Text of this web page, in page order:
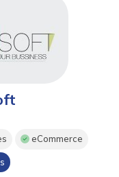
eCommerce